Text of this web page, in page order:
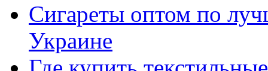
Сигареты оптом по
Украине